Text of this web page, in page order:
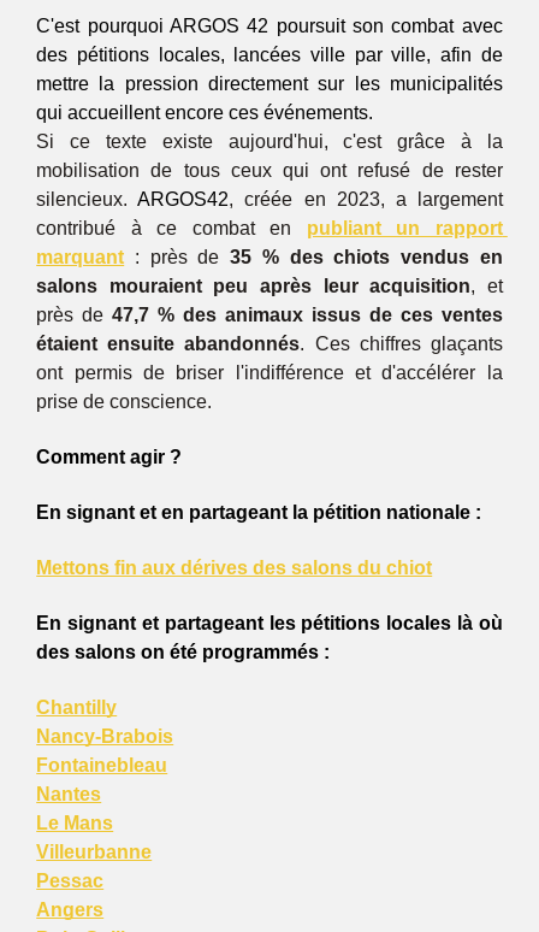
C'est pourquoi ARGOS 42 poursuit son combat avec
des pétitions locales, lancées ville par ville, afin de
mettre la pression directement sur les municipalités
qui accueillent encore ces événements.
Si ce texte existe aujourd'hui, c'est grâce à la
mobilisation de tous ceux qui ont refusé de rester
silencieux. ARGOS42, créée en 2023, a largement
contribué à ce combat en publiant un rapport
marquant : près de 35 % des chiots vendus en
salons mouraient peu après leur acquisition, et
près de 47,7 % des animaux issus de ces ventes
étaient ensuite abandonnés. Ces chiffres glaçants
ont permis de briser l'indifférence et d'accélérer la
prise de conscience.
Comment agir ?
En signant et en partageant la pétition nationale :
Mettons fin aux dérives des salons du chiot
En signant et partageant les pétitions locales là où
des salons on été programmés :
Chantilly
Nancy-Brabois
Fontainebleau
Nantes
Le Mans
Villeurbanne
Pessac
Angers